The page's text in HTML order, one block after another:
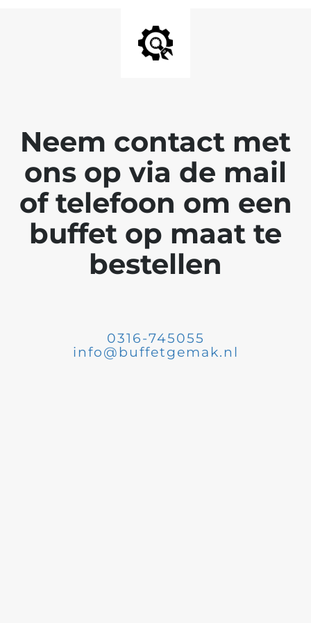
Neem contact met
ons op via de mail
of telefoon om een
buffet op maat te
bestellen
0316-745055
info@buffetgemak.nl